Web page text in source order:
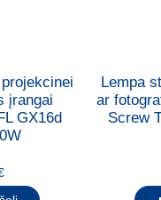
įrangai
GX16d
Lempa
ar
Screw